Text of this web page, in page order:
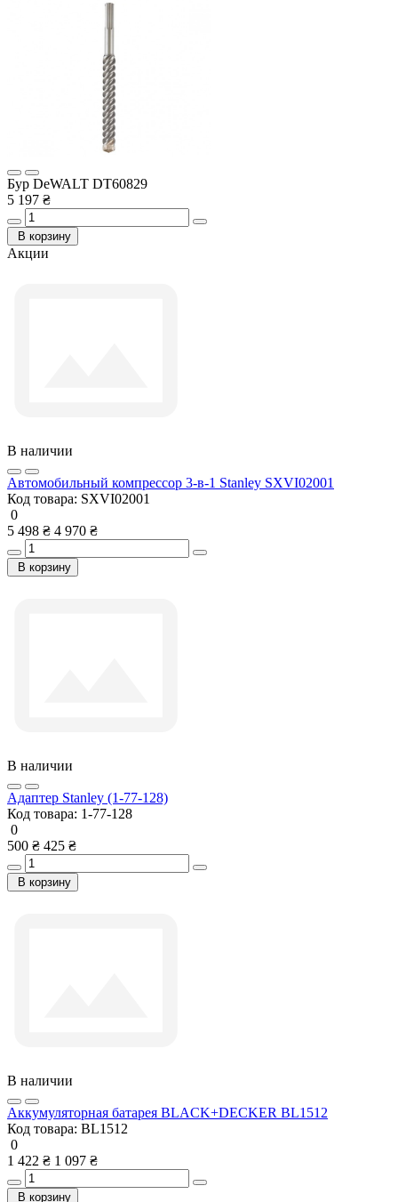
Бур DeWALT DT60829
5 197 ₴
В корзину
Акции
В наличии
Автомобильный компрессор 3-в-1 Stanley SXVI02001
Код товара: SXVI02001
0
5 498 ₴ 4 970 ₴
В корзину
В наличии
Адаптер Stanley (1-77-128)
Код товара: 1-77-128
0
500 ₴ 425 ₴
В корзину
В наличии
Аккумуляторная батарея BLACK+DECKER BL1512
Код товара: BL1512
0
1 422 ₴ 1 097 ₴
В корзину